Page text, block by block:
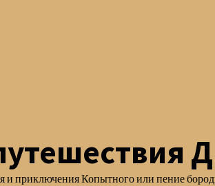
и приключения Копытного или пение